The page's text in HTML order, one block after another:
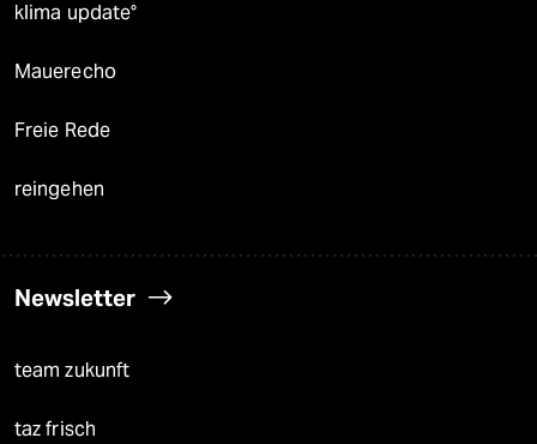
klima update°
Mauerecho
Freie Rede
reingehen
Newsletter
team zukunft
taz frisch